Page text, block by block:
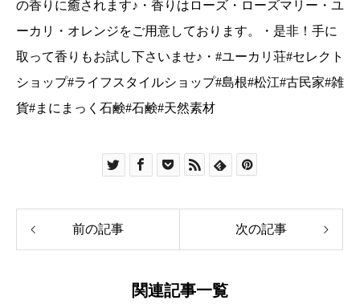
の香りに癒されます♪・香りはローズ・ローズマリー・ユ
ーカリ・オレンジをご用意しております。・是非！手に
取って香りもお試し下さいませ♪・#ユーカリ荘#セレクト
ショップ#ライフスタイルショップ#島根#松江#古民家#雑
貨#まにまっく石鹸#石鹸#天然素材
前の記事 次の記事
関連記事一覧